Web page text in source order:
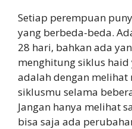
Setiap perempuan
yang berbeda-beda.
28 hari, bahkan ada
menghitung siklus
adalah dengan
siklusmu selama
Jangan hanya melihat
bisa saja ada